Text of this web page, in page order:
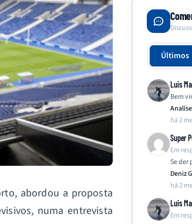
abordou a proposta
numa entrevista
Últimos
Luis
Bem
há 2
Super
Em
Se der
Deniz
há 2
Luis
Em